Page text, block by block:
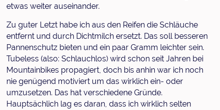
etwas weiter auseinander.
Zu guter Letzt habe ich aus den Reifen die Schläuche
entfernt und durch Dichtmilch ersetzt. Das soll besseren
Pannenschutz bieten und ein paar Gramm leichter sein.
Tubeless (also: Schlauchlos) wird schon seit Jahren bei
Mountainbikes propagiert, doch bis anhin war ich noch
nie genügend motiviert um das wirklich ein- oder
umzusetzen. Das hat verschiedene Gründe.
Hauptsächlich lag es daran, dass ich wirklich selten